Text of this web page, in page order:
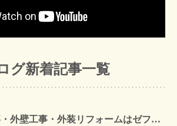
グ新着記事一覧
松原市の屋根工事・外壁工事・外装リフォームはゼファン！松原市内の工事事例もご紹介